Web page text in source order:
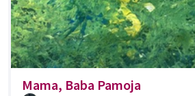
Mama, Baba Pamoja